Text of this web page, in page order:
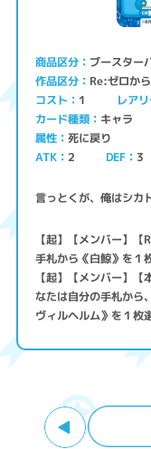
商品区分 ブースター
作品区分 Re:ゼロか
コスト 1 レア
カード種類 キャラ
属性 死に戻り
ATK 2 DEF 3
言っとくが、俺はシカ
【起】【メンバー】
手札から《白鯨》を１
【起】【メンバー】
なたは自分の手札から
ヴィルヘルム》を１枚